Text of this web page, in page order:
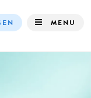
MENU